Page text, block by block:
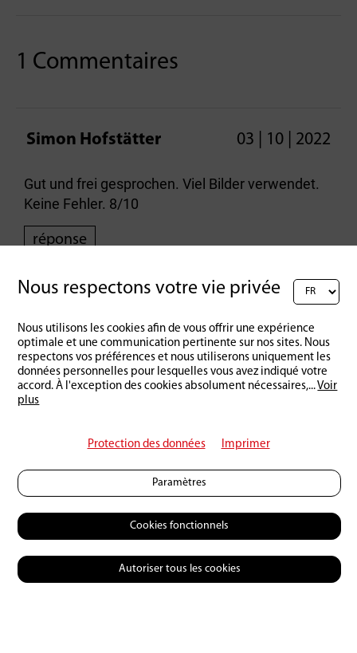
1 Commentaires
Simon Hofstätter 03 | 10 | 2022
Gut und frei gesprochen. Viel Bilder verwendet.
Keine Fehler. 8/10
réponse
Nous respectons votre vie privée
Nous utilisons les cookies afin de vous offrir une expérience
optimale et une communication pertinente sur nos sites. Nous
respectons vos préférences et nous utiliserons uniquement les
données personnelles pour lesquelles vous avez indiqué votre
accord. À l'exception des cookies absolument nécessaires,...Voir
plus
Protection des données Imprimer
Paramètres
Cookies fonctionnels
Autoriser tous les cookies